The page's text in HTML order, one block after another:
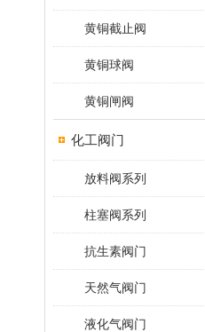
黄铜截止阀
黄铜球阀
黄铜闸阀
化工阀门
放料阀系列
柱塞阀系列
抗生素阀门
天然气阀门
液化气阀门